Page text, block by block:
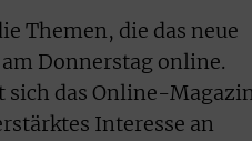
Themen, die das neue
Donnerstag online.
sich das Online-
Interesse an